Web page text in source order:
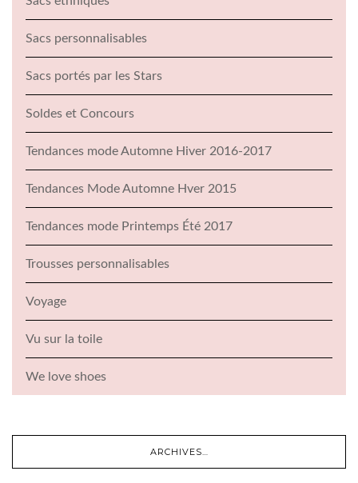
Sacs personnalisables
Sacs portés par les Stars
Soldes et Concours
Tendances mode Automne Hiver 2016-2017
Tendances Mode Automne Hver 2015
Tendances mode Printemps Été 2017
Trousses personnalisables
Voyage
Vu sur la toile
We love shoes
ARCHIVES…